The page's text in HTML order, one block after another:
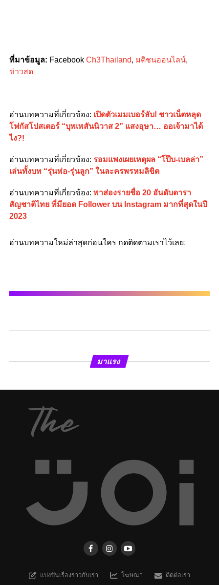
ที่มาข้อมูล: Facebook Ch3Thailand, มติชนออนไลน์,
ข่าวสด
อ่านบทความที่เกี่ยวข้อง: เปิดตัวเมมเบอร์ลับ! ชาวเน็ตหลุด
โฟกัสโปสเตอร์ “บุพเพสันนิวาส 2” แสงอุษา… ออเจ้ามาได้
ไง?!
อ่านบทความที่เกี่ยวข้อง: รอมแพงเผยเหตุผล “โป๊บ-เบลล่า”
เล่นทั้งบท “รุ่นพ่อ-รุ่นลูก” ในละครพรหมลิขิต
อ่านบทความที่เกี่ยวข้อง: พาส่องรายชื่อ 20 อันดับดารา
สัญชาติไทย ที่มียอด Follower บน Instagram มากที่สุดในปี
2023
อ่านบทความใหม่ล่าสุดก่อนใคร กดติดตามเราไว้เลย:
มาแรง
แบ่งปันเรื่องราวกับเรา โฆษณา
ติดต่อเรา